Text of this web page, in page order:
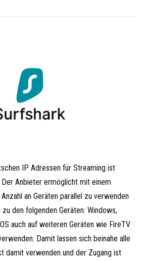
IP Adressen für Streaming ist
Anbieter ermöglicht mit einem
an Geräten parallel zu verwenden
den folgenden Geräten: Windows,
auch auf weiteren Geräten wie FireTV
Damit lassen sich beinahe alle
damit verwenden und der Zugang ist